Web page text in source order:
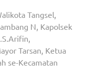
Tangsel,
N, Kapolsek
Tarsan, Ketua
se-Kecamatan